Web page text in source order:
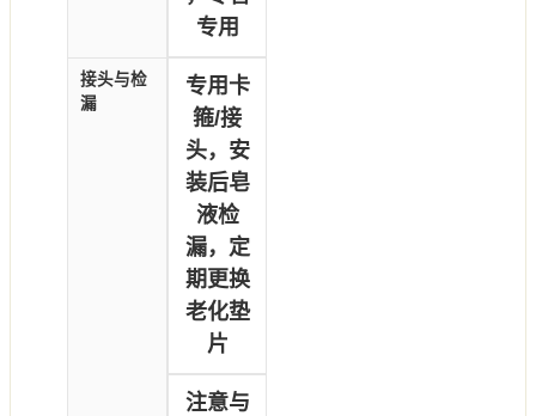
专用
接头与检
漏
专用卡
箍/接
头，安
装后皂
液检
漏，定
期更换
老化垫
片
注意与